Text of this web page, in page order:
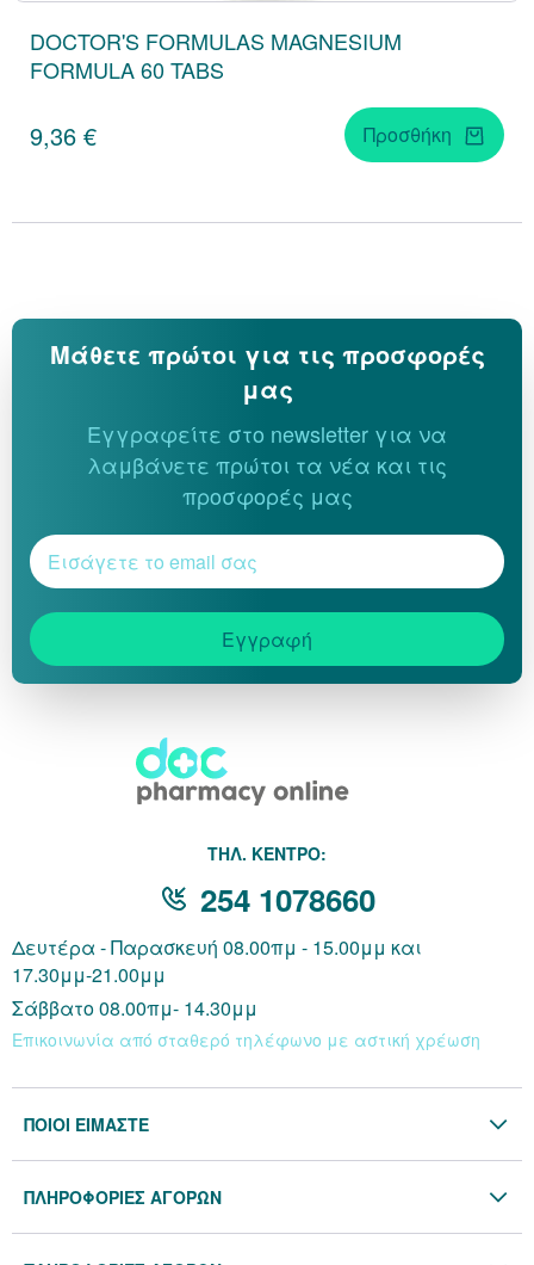
DOCTOR'S FORMULAS MAGNESIUM
FORMULA 60 TABS
9,36 € Προσθήκη
Μάθετε πρώτοι για τις προσφορές
μας
Εγγραφείτε στο newsletter για να
λαμβάνετε πρώτοι τα νέα και τις
προσφορές μας
Εγγραφή
THΛ. ΚΕΝΤΡΟ:
254 1078660
Δευτέρα - Παρασκευή 08.00πμ - 15.00μμ και
17.30μμ-21.00μμ
Σάββατο 08.00πμ- 14.30μμ
Επικοινωνία από σταθερό τηλέφωνο με αστική χρέωση
ΠΟΙΟΙ ΕΙΜΑΣΤΕ
Επικοινωνία
ΠΛΗΡΟΦΟΡΙΕΣ ΑΓΟΡΩΝ